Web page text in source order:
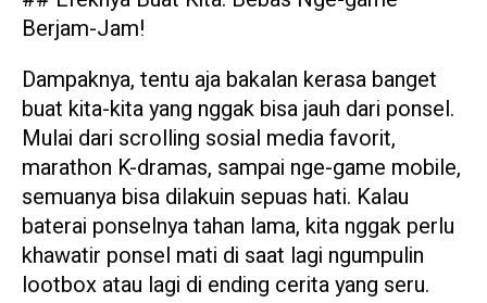
Berjam-Jam!
Dampaknya, tentu aja bakalan kerasa banget
buat kita-kita yang nggak bisa jauh dari ponsel.
Mulai dari scrolling sosial media favorit,
marathon K-dramas, sampai nge-game mobile,
semuanya bisa dilakuin sepuas hati. Kalau
baterai ponselnya tahan lama, kita nggak perlu
khawatir ponsel mati di saat lagi ngumpulin
lootbox atau lagi di ending cerita yang seru.